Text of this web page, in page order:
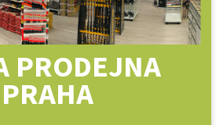
PRODEJNA
PRAHA